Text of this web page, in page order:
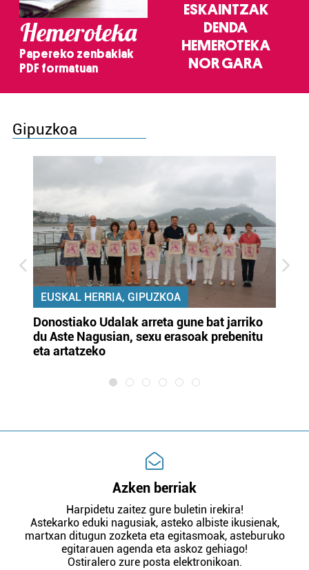
Hemeroteka
Papereko zenbakiak
PDF formatuan
ESKAINTZAK
DENDA
HEMEROTEKA
NOR GARA
Gipuzkoa
EUSKAL HERRIA, GIPUZKOA
Donostiako Udalak arreta gune bat jarriko
du Aste Nagusian, sexu erasoak prebenitu
eta artatzeko
Azken berriak
Harpidetu zaitez gure buletin irekira!
Astekarko eduki nagusiak, asteko albiste ikusienak,
martxan ditugun zozketa eta egitasmoak, asteburuko
egitarauen agenda eta askoz gehiago!
Ostiralero zure posta elektronikoan.